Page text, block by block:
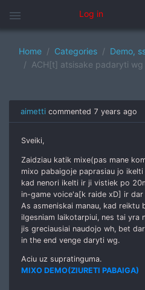
menu Log in
Home Categories
Demo,
ACH[t] atsisake padaryti wg
aimetti commented 7 years ago
Sveiki,
Zaidziau katik mixe(pas mane
mixo pabaigoje paprasiau jo
kad nenori ikelti ir ji vistiek po
in-game voice'a[k raide xD] ir dar
As asmeniskai manau, kad reiktu
ilgesniam laikotarpiui, nes tai yra
jis greciausiai naudojo wh, bet
in the end venge daryti wg.
Aciu uz supratinguma.
MIXO DEMO(ZIURETI PABAIGA)